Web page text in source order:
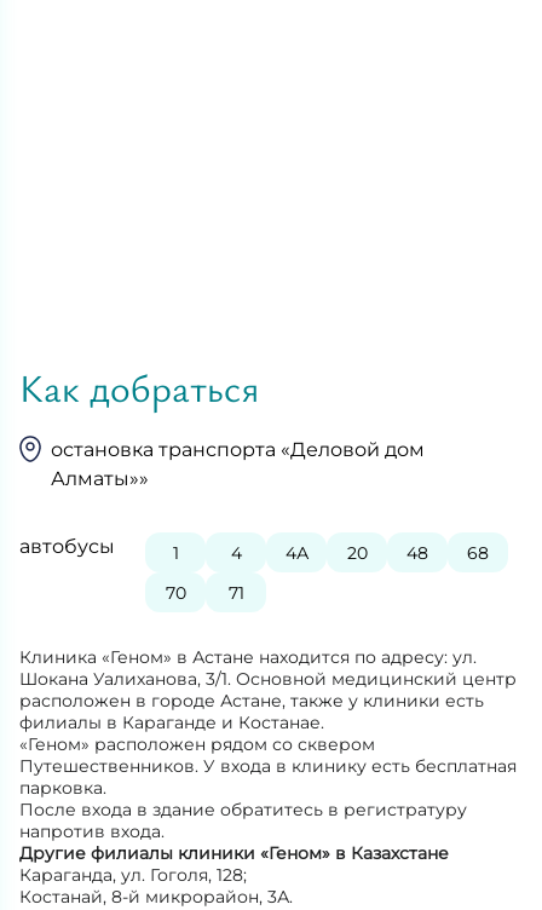
Как добраться
остановка транспорта «Деловой дом
Алматы»»
автобусы 1 4 4А 20 48
68
70
71
Клиника «Геном» в Астане находится по адресу: ул.
Шокана Уалиханова, 3/1. Основной медицинский центр
расположен в городе Астане, также у клиники есть
филиалы в Караганде и Костанае.
«Геном» расположен рядом со сквером
Путешественников. У входа в клинику есть бесплатная
парковка.
После входа в здание обратитесь в регистратуру
напротив входа.
Другие филиалы клиники «Геном» в Казахстане
Караганда, ул. Гоголя, 128;
Костанай, 8-й микрорайон, 3А.